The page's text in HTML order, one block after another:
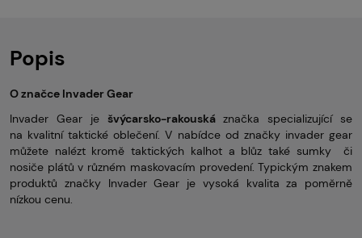
Popis
O značce Invader Gear
Invader Gear je švýcarsko-rakouskáznačka specializující se
na kvalitní taktické oblečení. V nabídce od značky invader gear
můžete nalézt kromě taktických kalhot a blůz také sumky či
nosiče plátů v různém maskovacím provedení. Typickým znakem
produktů značky Invader Gear je vysoká kvalita za poměrně
nízkou cenu.